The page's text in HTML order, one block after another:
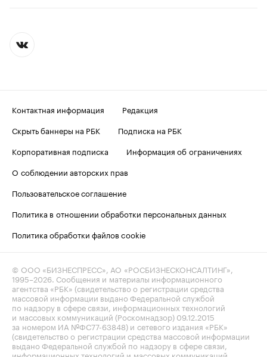
Контактная информация
Редакция
Скрыть баннеры на РБК
Подписка на РБК
Корпоративная подписка
Информация об ограничениях
О соблюдении авторских прав
Пользовательское соглашение
Политика в отношении обработки персональных данных
Политика обработки файлов cookie
© ООО «БИЗНЕСПРЕСС», АО «РОСБИЗНЕСКОНСАЛТИНГ»,
1995–2026. Сообщения и материалы информационного
агентства «РБК» (свидетельство о регистрации средства
массовой информации выдано Федеральной службой
по надзору в сфере связи, информационных технологий
и массовых коммуникаций (Роскомнадзор) 09.12.2015
за номером ИА №ФС77-63848) и сетевого издания «РБК»
(свидетельство о регистрации средства массовой информации
выдано Федеральной службой по надзору в сфере связи,